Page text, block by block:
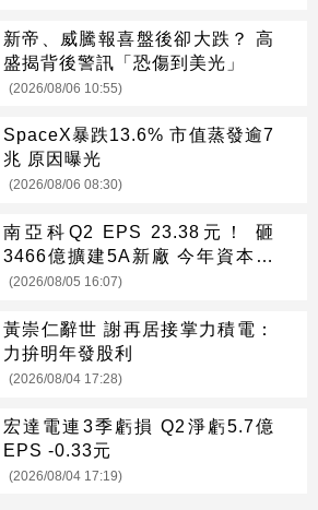
新帝、威騰報喜盤後卻大跌？ 高
盛揭背後警訊「恐傷到美光」
(2026/08/06 10:55)
SpaceX暴跌13.6% 市值蒸發逾7
兆 原因曝光
(2026/08/06 08:30)
南亞科Q2 EPS 23.38元！ 砸
3466億擴建5A新廠 今年資本支
出增至697億
(2026/08/05 16:07)
黃崇仁辭世 謝再居接掌力積電：
力拚明年發股利
(2026/08/04 17:28)
宏達電連3季虧損 Q2淨虧5.7億
EPS -0.33元
(2026/08/04 17:19)